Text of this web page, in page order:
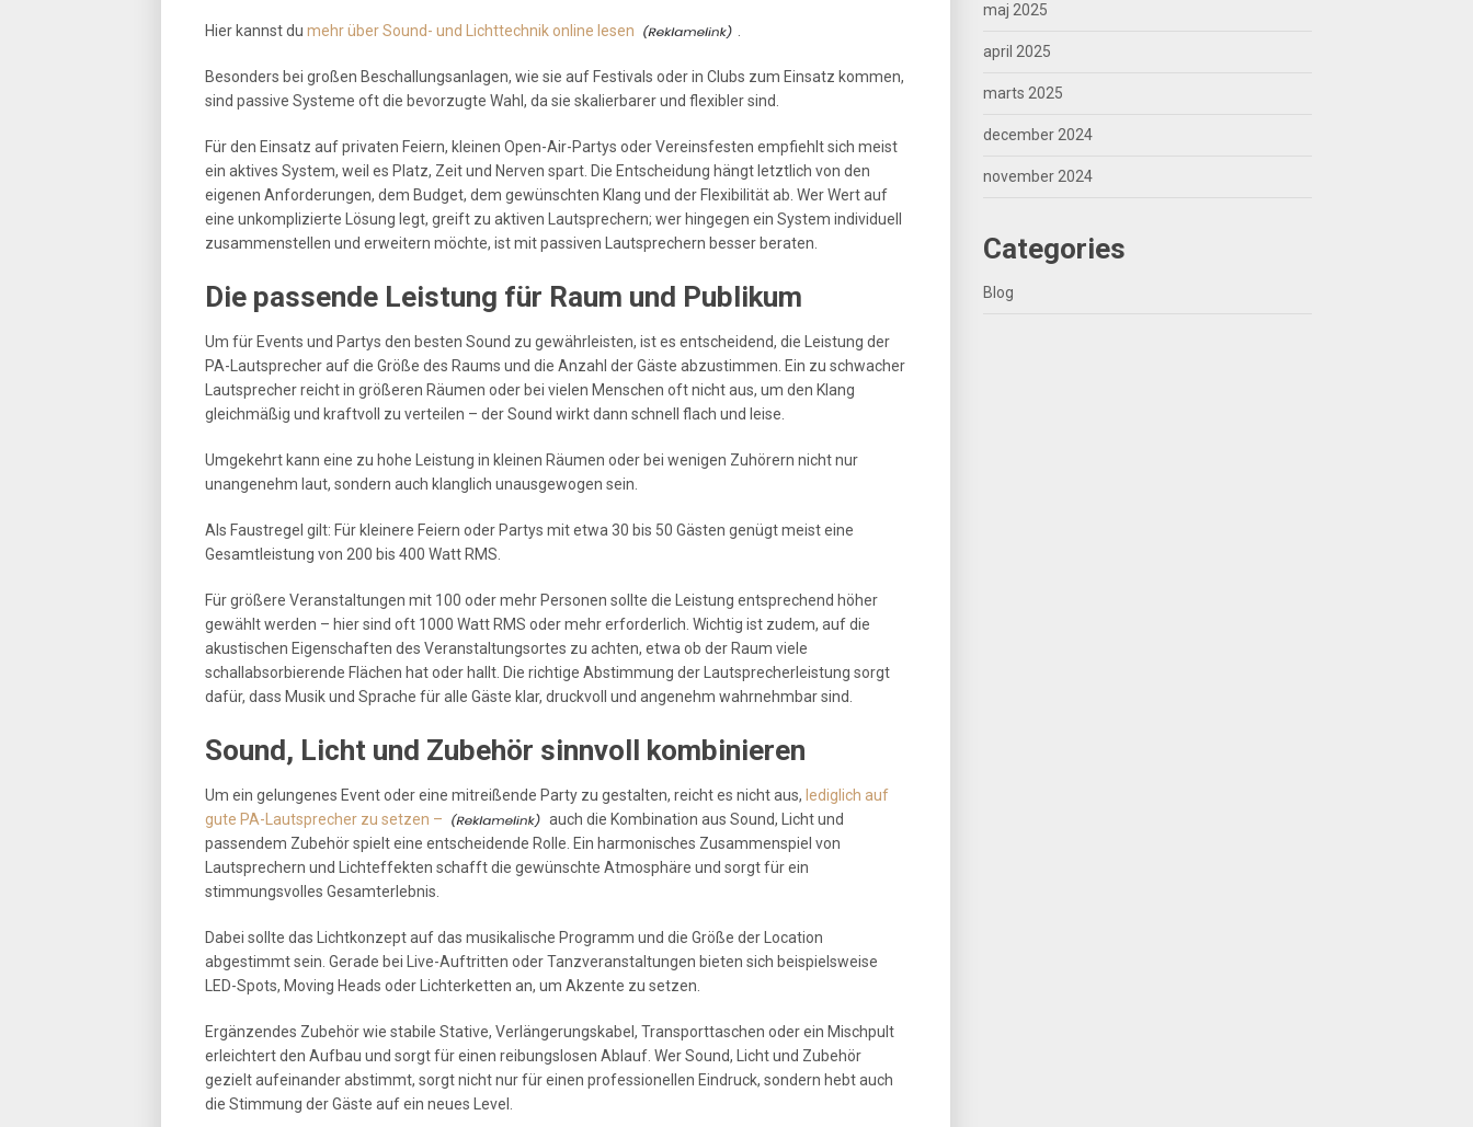
Hier kannst du mehr über Sound- und Lichttechnik online lesen
Besonders bei großen Beschallungsanlagen, wie sie auf Festivals oder in Clubs zum Einsatz kommen,
sind passive Systeme oft die bevorzugte Wahl, da sie skalierbarer und flexibler sind.
Für den Einsatz auf privaten Feiern, kleinen Open-Air-Partys oder Vereinsfesten empfiehlt sich meist
ein aktives System, weil es Platz, Zeit und Nerven spart. Die Entscheidung hängt letztlich von den
eigenen Anforderungen, dem Budget, dem gewünschten Klang und der Flexibilität ab. Wer Wert auf
eine unkomplizierte Lösung legt, greift zu aktiven Lautsprechern; wer hingegen ein System individuell
zusammenstellen und erweitern möchte, ist mit passiven Lautsprechern besser beraten.
Die passende Leistung für Raum und Publikum
Um für Events und Partys den besten Sound zu gewährleisten, ist es entscheidend, die Leistung der
PA-Lautsprecher auf die Größe des Raums und die Anzahl der Gäste abzustimmen. Ein zu schwacher
Lautsprecher reicht in größeren Räumen oder bei vielen Menschen oft nicht aus, um den Klang
gleichmäßig und kraftvoll zu verteilen – der Sound wirkt dann schnell flach und leise.
Umgekehrt kann eine zu hohe Leistung in kleinen Räumen oder bei wenigen Zuhörern nicht nur
unangenehm laut, sondern auch klanglich unausgewogen sein.
Als Faustregel gilt: Für kleinere Feiern oder Partys mit etwa 30 bis 50 Gästen genügt meist eine
Gesamtleistung von 200 bis 400 Watt RMS.
Für größere Veranstaltungen mit 100 oder mehr Personen sollte die Leistung entsprechend höher
gewählt werden – hier sind oft 1000 Watt RMS oder mehr erforderlich. Wichtig ist zudem, auf die
akustischen Eigenschaften des Veranstaltungsortes zu achten, etwa ob der Raum viele
schallabsorbierende Flächen hat oder hallt. Die richtige Abstimmung der Lautsprecherleistung sorgt
dafür, dass Musik und Sprache für alle Gäste klar, druckvoll und angenehm wahrnehmbar sind.
Sound, Licht und Zubehör sinnvoll kombinieren
Um ein gelungenes Event oder eine mitreißende Party zu gestalten, reicht es nicht aus, lediglich auf
gute PA-Lautsprecher zu setzen –
auch die Kombination aus Sound, Licht und
passendem Zubehör spielt eine entscheidende Rolle. Ein harmonisches Zusammenspiel von
Lautsprechern und Lichteffekten schafft die gewünschte Atmosphäre und sorgt für ein
stimmungsvolles Gesamterlebnis.
Dabei sollte das Lichtkonzept auf das musikalische Programm und die Größe der Location
abgestimmt sein. Gerade bei Live-Auftritten oder Tanzveranstaltungen bieten sich beispielsweise
LED-Spots, Moving Heads oder Lichterketten an, um Akzente zu setzen.
Ergänzendes Zubehör wie stabile Stative, Verlängerungskabel, Transporttaschen oder ein Mischpult
erleichtert den Aufbau und sorgt für einen reibungslosen Ablauf. Wer Sound, Licht und Zubehör
gezielt aufeinander abstimmt, sorgt nicht nur für einen professionellen Eindruck, sondern hebt auch
die Stimmung der Gäste auf ein neues Level.
maj 2025
april 2025
marts 2025
december 2024
november 2024
Categories
Blog